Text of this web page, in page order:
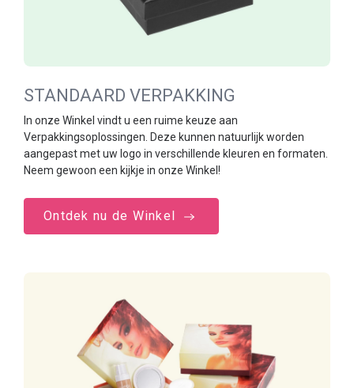
STANDAARD VERPAKKING
In onze Winkel vindt u een ruime keuze aan
Verpakkingsoplossingen. Deze kunnen natuurlijk worden
aangepast met uw logo in verschillende kleuren en formaten.
Neem gewoon een kijkje in onze Winkel!
Ontdek nu de Winkel